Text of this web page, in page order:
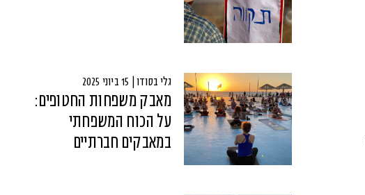
גלי בסודו | 15 ביוני 2025
מאבק משפחות החטופים:
על הכוח המשפחתי
במאבקים חברתיים